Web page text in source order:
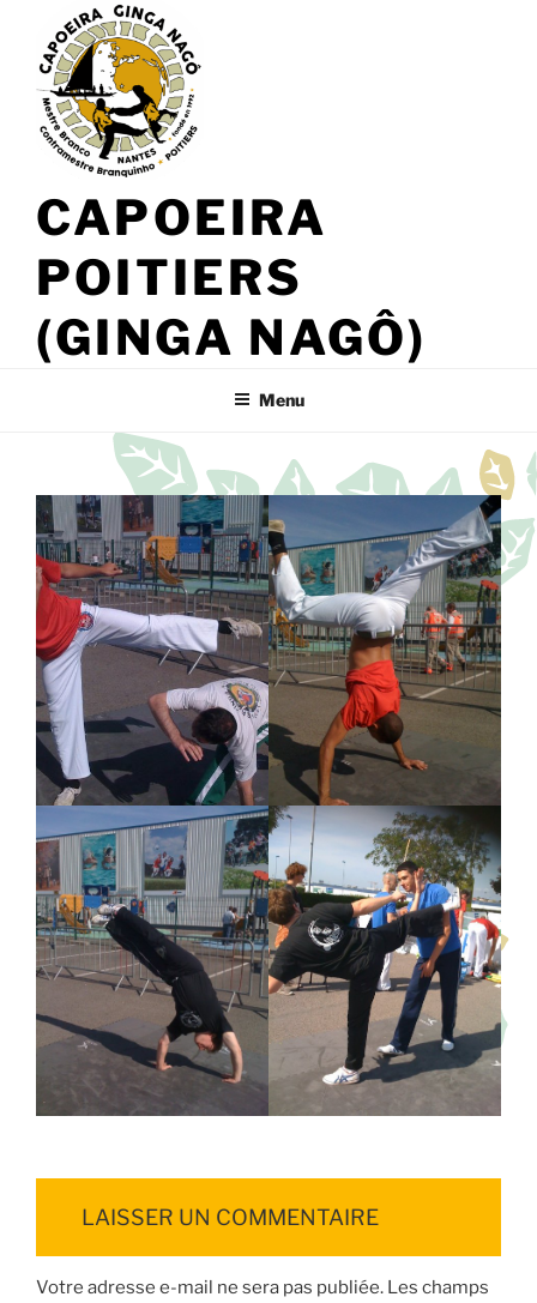
contenu
principal
CAPOEIRA
POITIERS
(GINGA NAGÔ)
Menu
LAISSER UN COMMENTAIRE
Votre adresse e-mail ne sera pas publiée. Les champs